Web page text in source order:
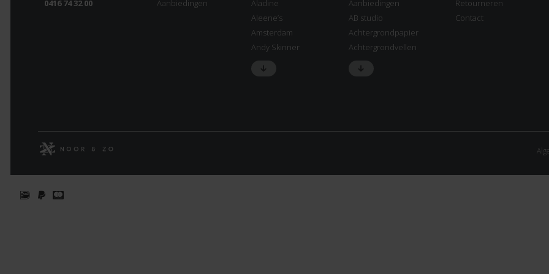
0416 74 32 00
Aanbiedingen
Aladine
Aleene’s
Amsterdam
Andy Skinner
Aanbiedingen
AB studio
Achtergrondpapier
Achtergrondvellen
Retourneren
Contact